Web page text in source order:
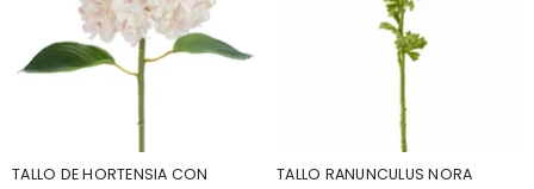
TALLO DE HORTENSIA CON
TALLO RANUNCULUS NORA